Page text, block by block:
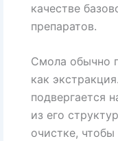
качестве
препаратов.
Смола обычно
как
подвергается
из его
очистке,